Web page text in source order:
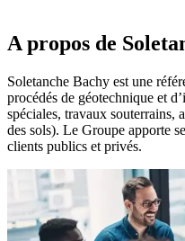
A propos de
Soletanche Bachy est une
procédés de géotechnique et
spéciales, travaux
des sols). Le Groupe apporte
clients publics et privés.